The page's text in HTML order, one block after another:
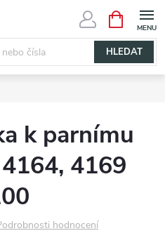
HLEDAT
NÁKUPNÍ
KOŠÍK
k parnímu
4169
hodnocení